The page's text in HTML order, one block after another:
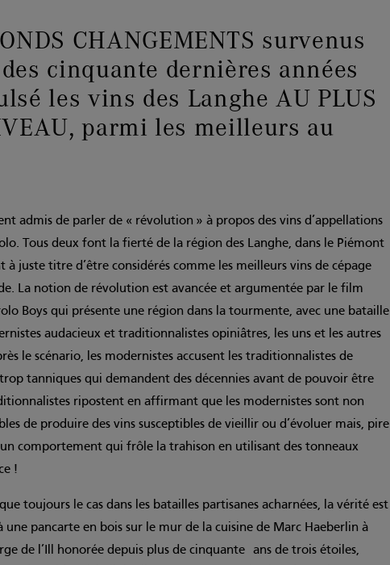
CHANGEMENTS survenus
cinquante dernières années
les vins des Langhe AU PLUS
parmi les meilleurs au
admis de parler de « révolution » à propos des vins d’appellations
Tous deux font la fierté de la région des Langhe, dans le Piémont
juste titre d’être considérés comme les meilleurs vins de cépage
La notion de révolution est avancée et argumentée par le film
Boys qui présente une région dans la tourmente, avec une bataille
audacieux et traditionnalistes opiniâtres, les uns et les autres
le scénario, les modernistes accusent les traditionnalistes de
tanniques qui demandent des décennies avant de pouvoir être
ripostent en affirmant que les ­modernistes sont non
de produire des vins susceptibles de vieillir ou d’évoluer mais, pire
un comportement qui frôle la trahison en utilisant des tonneaux
!
toujours le cas dans les batailles partisanes acharnées, la vérité est
une pancarte en bois sur le mur de la cuisine de Marc Haeberlin à
de l’Ill honorée depuis plus de cinquante ans de trois étoiles,